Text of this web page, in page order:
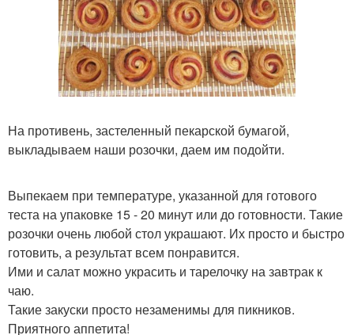
На противень, застеленный пекарской бумагой,
выкладываем наши розочки, даем им подойти.
Выпекаем при температуре, указанной для готового
теста на упаковке 15 - 20 минут или до готовности. Такие
розочки очень любой стол украшают. Их просто и быстро
готовить, а результат всем понравится.
Ими и салат можно украсить и тарелочку на завтрак к
чаю.
Такие закуски просто незаменимы для пикников.
Приятного аппетита!